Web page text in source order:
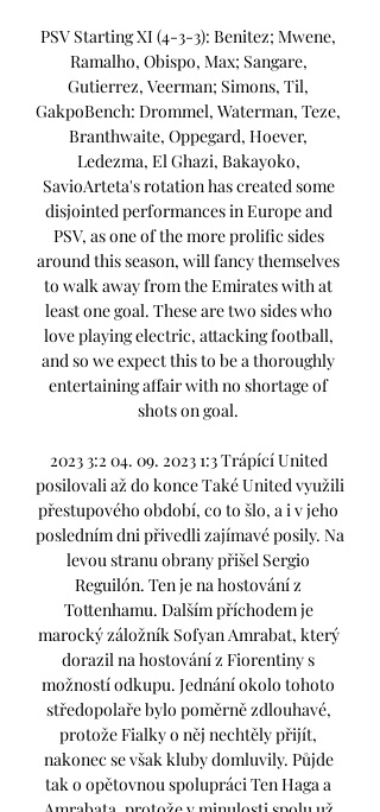
PSV Starting XI (4-3-3): Benitez; Mwene,
Ramalho, Obispo, Max; Sangare,
Gutierrez, Veerman; Simons, Til,
GakpoBench: Drommel, Waterman, Teze,
Branthwaite, Oppegard, Hoever,
Ledezma, El Ghazi, Bakayoko,
SavioArteta's rotation has created some
disjointed performances in Europe and
PSV, as one of the more prolific sides
around this season, will fancy themselves
to walk away from the Emirates with at
least one goal. These are two sides who
love playing electric, attacking football,
and so we expect this to be a thoroughly
entertaining affair with no shortage of
shots on goal.
2023 3:2 04. 09. 2023 1:3 Trápící United
posilovali až do konce Také United využili
přestupového období, co to šlo, a i v jeho
posledním dni přivedli zajímavé posily. Na
levou stranu obrany přišel Sergio
Reguilón. Ten je na hostování z
Tottenhamu. Dalším příchodem je
marocký záložník Sofyan Amrabat, který
dorazil na hostování z Fiorentiny s
možností odkupu. Jednání okolo tohoto
středopolaře bylo poměrně zdlouhavé,
protože Fialky o něj nechtěly přijít,
nakonec se však kluby domluvily. Půjde
tak o opětovnou spolupráci Ten Haga a